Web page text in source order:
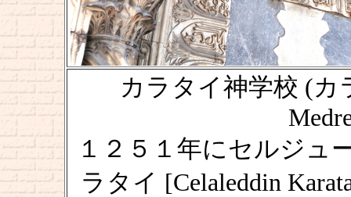
カラタイ神学校 (カ
１２５１年にセルジュ
ラタイ [Celaleddin